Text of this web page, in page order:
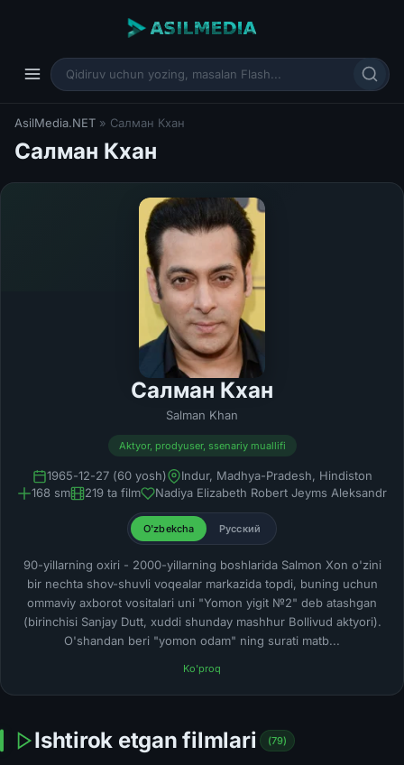
AsilMedia.NET » Салман Кхан
Салман Кхан
Салман Кхан
Salman Khan
Aktyor, prodyuser, ssenariy muallifi
1965-12-27 (60 yosh)
Indur, Madhya-Pradesh, Hindiston
168 sm
219 ta film Nadiya Elizabeth Robert Jeyms Aleksandr
O'zbekcha Русский
90-yillarning oxiri - 2000-yillarning boshlarida Salmon Xon o'zini
bir nechta shov-shuvli voqealar markazida topdi, buning uchun
ommaviy axborot vositalari uni "Yomon yigit №2" deb atashgan
(birinchisi Sanjay Dutt, xuddi shunday mashhur Bollivud aktyori).
O'shandan beri "yomon odam" ning surati matb...
Ko'proq
Ishtirok etgan filmlari (79)